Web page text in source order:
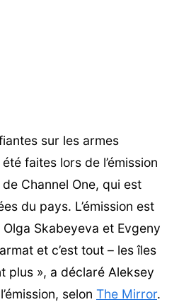
sur les armes
faites lors de l’émission
Channel One, qui est
du pays. L’émission est
Skabeyeva et Evgeny
et c’est tout – les îles
plus », a déclaré Aleksey
selon The Mirror.